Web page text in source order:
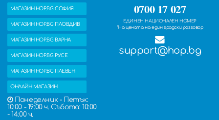
МАГАЗИН HOP.BG СОФИЯ
МАГАЗИН HOP.BG ПЛОВДИВ
МАГАЗИН HOP.BG ВАРНА
МАГАЗИН HOP.BG РУСЕ
МАГАЗИН HOP.BG ПЛЕВЕН
ОНЛАЙН МАГАЗИН
Понеделник - Петък:
10:00 - 19:00 ч. Събота: 10:00
- 14:00 ч.
0700 17 027
ЕДИНЕН НАЦИОНАЛЕН НОМЕР
*На цената на един градски разговор
support@hop.bg